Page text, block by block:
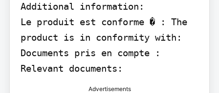
Additional information:
Le produit est conforme � : The
product is in conformity with:
Documents pris en compte :
Relevant documents:
Advertisements